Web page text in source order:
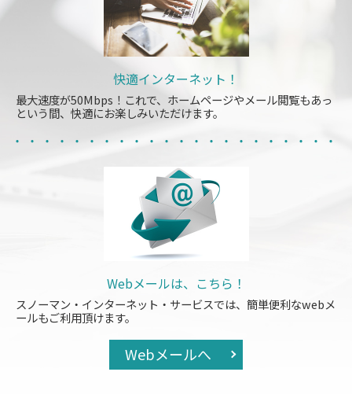
快適インターネット！
最大速度が50Mbps！これで、ホームページやメール閲覧もあっ
という間、快適にお楽しみいただけます。
Webメールは、こちら！
スノーマン・インターネット・サービスでは、簡単便利なwebメ
ールもご利用頂けます。
Webメールへ